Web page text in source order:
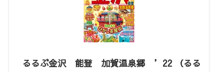
るるぶ金沢 能登 加賀温泉郷 ’22 （るる